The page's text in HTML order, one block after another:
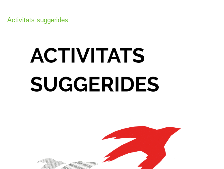
Activitats suggerides